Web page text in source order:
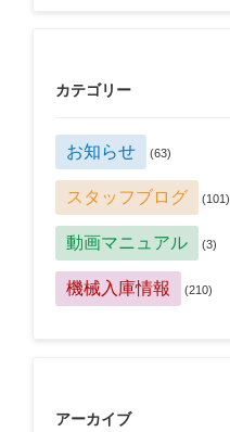
カテゴリー
お知らせ (63)
スタッフブログ (101)
動画マニュアル (3)
機械入庫情報 (210)
アーカイブ